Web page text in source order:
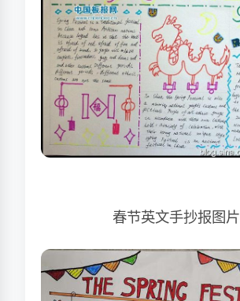
春节英文手抄报图片